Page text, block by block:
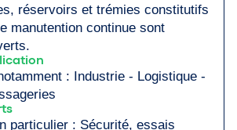
réservoirs et trémies constitutifs
manutention continue sont
: Industrie - Logistique -
particulier : Sécurité, essais